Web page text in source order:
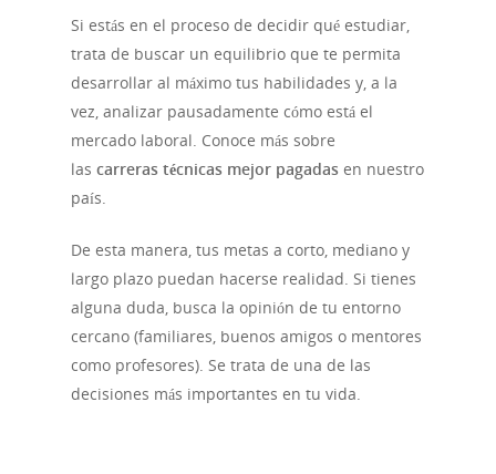
Si estás en el proceso de decidir qué estudiar,
trata de buscar un equilibrio que te permita
desarrollar al máximo tus habilidades y, a la
vez, analizar pausadamente cómo está el
mercado laboral. Conoce más sobre
las carreras técnicas mejor pagadas en nuestro
país.
De esta manera, tus metas a corto, mediano y
largo plazo puedan hacerse realidad. Si tienes
alguna duda, busca la opinión de tu entorno
cercano (familiares, buenos amigos o mentores
como profesores). Se trata de una de las
decisiones más importantes en tu vida.